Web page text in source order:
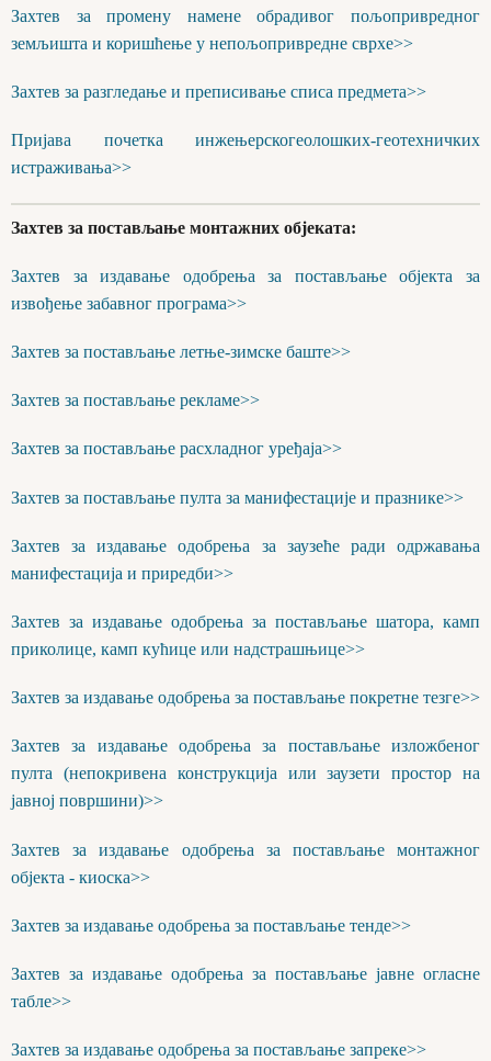
Захтев за промену намене обрадивог пољопривредног
земљишта и коришћење у непољопривредне сврхе>>
Захтев за разгледање и преписивање списа предмета>>
Пријава почетка инжењерскогеолошких-геотехничких
истраживања>>
Захтев за постављање монтажних објеката:
Захтев за издавање одобрења за постављање објекта за
извођење забавног програма>>
Захтев за постављање летње-зимске баште>>
Захтев за постављање рекламе>>
Захтев за постављање расхладног уређаја>>
Захтев за постављање пулта за манифестације и празнике>>
Захтев за издавање одобрења за заузеће ради одржавања
манифестација и приредби>>
Захтев за издавање одобрења за постављање шатора, камп
приколице, камп кућице или надстрашњице>>
Захтев за издавање одобрења за постављање покретне тезге>>
Захтев за издавање одобрења за постављање изложбеног
пулта (непокривена конструкција или заузети простор на
јавној површини)>>
Захтев за издавање одобрења за постављање монтажног
објекта - киоска>>
Захтев за издавање одобрења за постављање тенде>>
Захтев за издавање одобрења за постављање јавне огласне
табле>>
Захтев за издавање одобрења за постављање запреке>>